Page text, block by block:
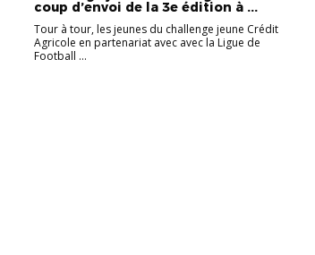
coup d’envoi de la 3e édition à ...
Tour à tour, les jeunes du challenge jeune Crédit
Agricole en partenariat avec avec la Ligue de
Football ...